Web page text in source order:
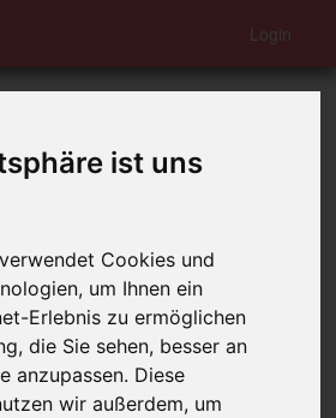
ist uns
Cookies und
um Ihnen ein
Erlebnis zu ermöglichen
die Sie sehen, besser an
anzupassen. Diese
wir außerdem, um
Login
Letzte Aktualisierung:
–
ist das?
Colon irritabile)
wird definiert als Funktionsstörung
mit chronischen Beschwerden wie
(Wechsel
Verstopfung) und Blähungen.